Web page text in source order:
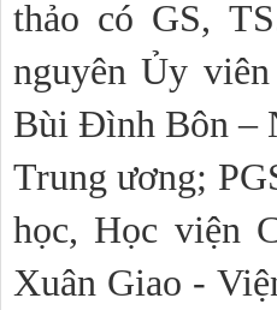
thảo có GS,
nguyên Ủy
Bùi Đình Bôn –
Trung ương;
học, Học viện
Xuân Giao -